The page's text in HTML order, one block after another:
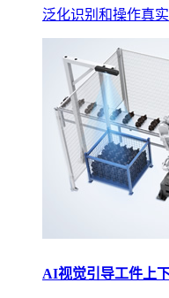
泛化识别和操作真
AI视觉引导工件上